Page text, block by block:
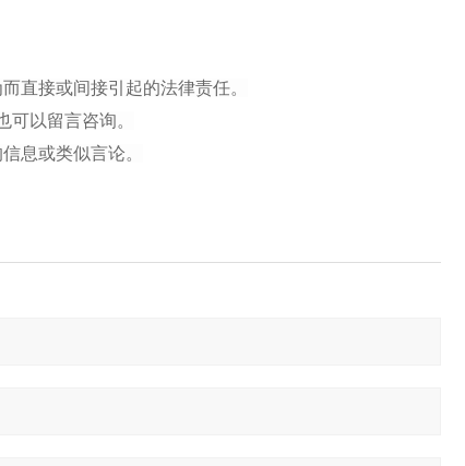
直接或间接引起的法律责任。
以留言咨询。
息或类似言论。